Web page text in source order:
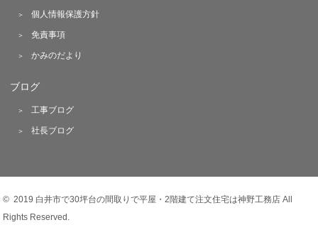
個人情報保護方針
免責事項
かみのだより
ブログ
工事ブログ
社長ブログ
© 2019 白井市で30坪台の間取りで平屋・2階建て注文住宅は神野工務店 All
Rights Reserved.